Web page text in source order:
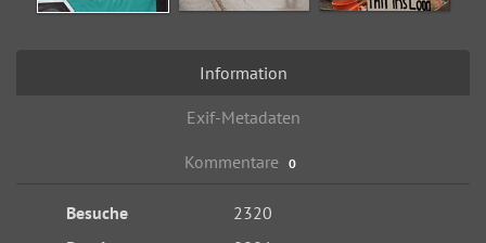
Information
Exif-Metadaten
Kommentare 0
Besuche
2320